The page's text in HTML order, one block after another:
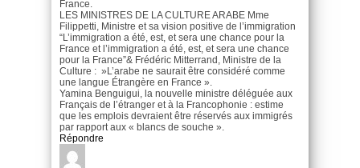
France.
LES MINISTRES DE LA CULTURE ARABE Mme
Filippetti, Ministre et sa vision positive de l’immigration
“L’immigration a été, est, et sera une chance pour la
France et l’immigration a été, est, et sera une chance
pour la France”& Frédéric Mitterrand, Ministre de la
Culture : »L’arabe ne saurait être considéré comme
une langue Étrangère en France ».
Yamina Benguigui, la nouvelle ministre déléguée aux
Français de l’étranger et à la Francophonie : estime
que les emplois devraient être réservés aux immigrés
par rapport aux « blancs de souche ».
Répondre